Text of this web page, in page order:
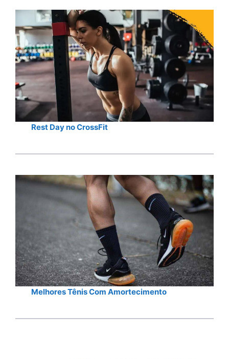
Rest Day no CrossFit
Melhores Tênis Com Amortecimento